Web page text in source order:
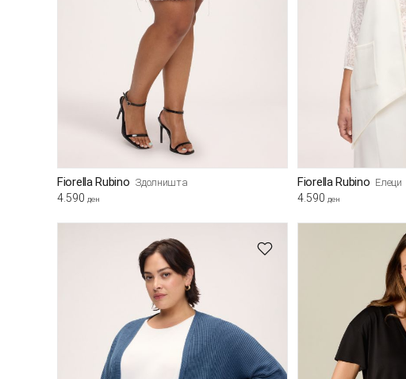
Fiorella Rubino Здолништа
4.590 ден
Fiorella Rubino Елеци
4.590 ден